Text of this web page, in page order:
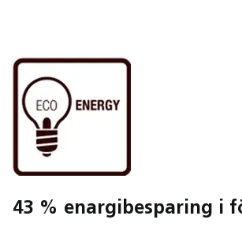
43 % enargibesparing i